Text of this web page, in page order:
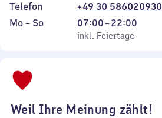
Telefon
+49 30 586020930
Montag
Mo – So,
inkl. Feiertage
07:00–22:00
Von
7
inkl. Feiertage
Weil Ihre Meinung zählt!